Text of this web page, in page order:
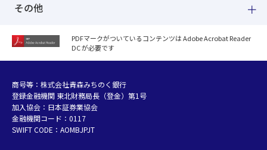
その他
紛失した場合
個人データおよび法人情報に関するグループ共同利用について
マネー・ローンダリング等及び金融犯罪の防止について
販売勧誘方針
お客さまの資産形成支援に向けた業務運営方針
PDFマークがついているコンテンツは Adobe Acrobat Reader
DC が必要です
商号等：株式会社青森みちのく銀行
登録金融機関 東北財務局長（登金）第1号
加入協会：日本証券業協会
金融機関コード：0117
SWIFT CODE：AOMBJPJT